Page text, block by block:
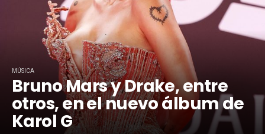
MÚSICA
Bruno Mars y Drake, entre
otros, en el nuevo álbum de
Karol G